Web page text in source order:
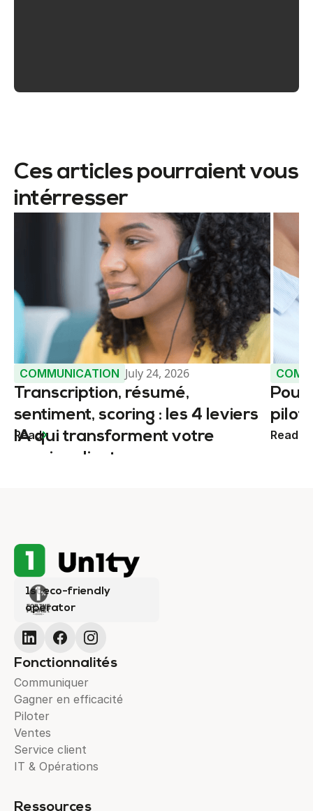
Ces articles pourraient vous
intérresser
COMMUNICATION July 24, 2026
Transcription, résumé,
sentiment, scoring : les 4 leviers
IA qui transforment votre
service client
Read Read
1st eco-friendly
operator
Fonctionnalités
Communiquer
Gagner en efficacité
Piloter
Ventes
Service client
IT & Opérations
Ressources